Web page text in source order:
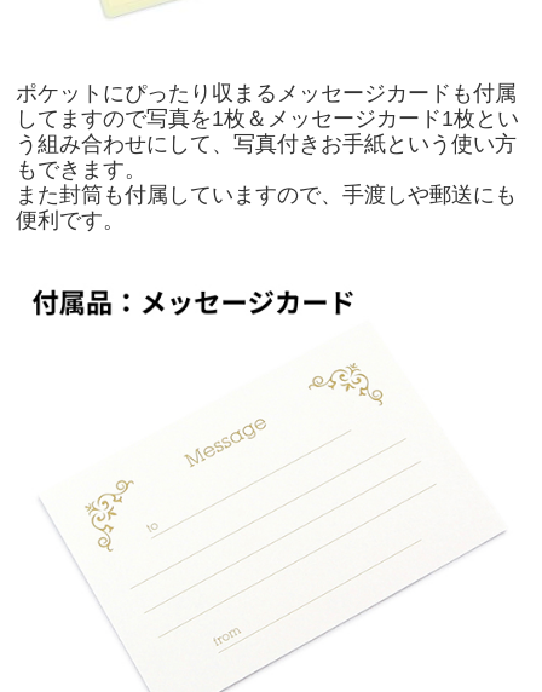
ポケットにぴったり収まるメッセージカードも付属
してますので写真を1枚＆メッセージカード1枚とい
う組み合わせにして、写真付きお手紙という使い方
もできます。
また封筒も付属していますので、手渡しや郵送にも
便利です。